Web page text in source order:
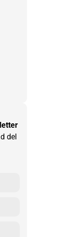
del